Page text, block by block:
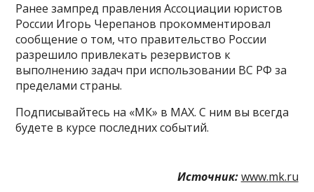
Ранее зампред правления Ассоциации юристов
России Игорь Черепанов прокомментировал
сообщение о том, что правительство России
разрешило привлекать резервистов к
выполнению задач при использовании ВС РФ за
пределами страны.
Подписывайтесь на «МК» в MAX. С ним вы всегда
будете в курсе последних событий.
Источник: www.mk.ru